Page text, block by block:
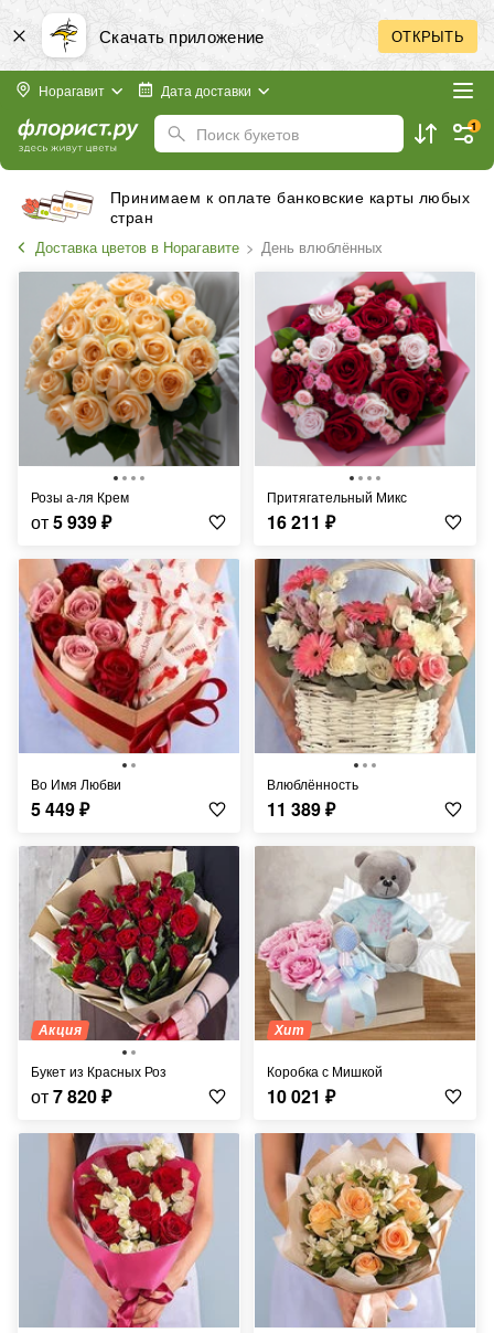
Скачать приложение ОТКРЫТЬ
Норагавит Дата доставки
Поиск букетов 1
Принимаем к оплате банковские карты любых
стран
Доставка цветов в Норагавите День влюблённых
Розы а-ля Крем
от5 939₽
Притягательный Микс
16 211 ₽
Во Имя Любви
5 449₽
Влюблённость
11 389₽
Акция
Букет из Красных Роз
от7 820₽
Хит
Коробка с Мишкой
10 021 ₽